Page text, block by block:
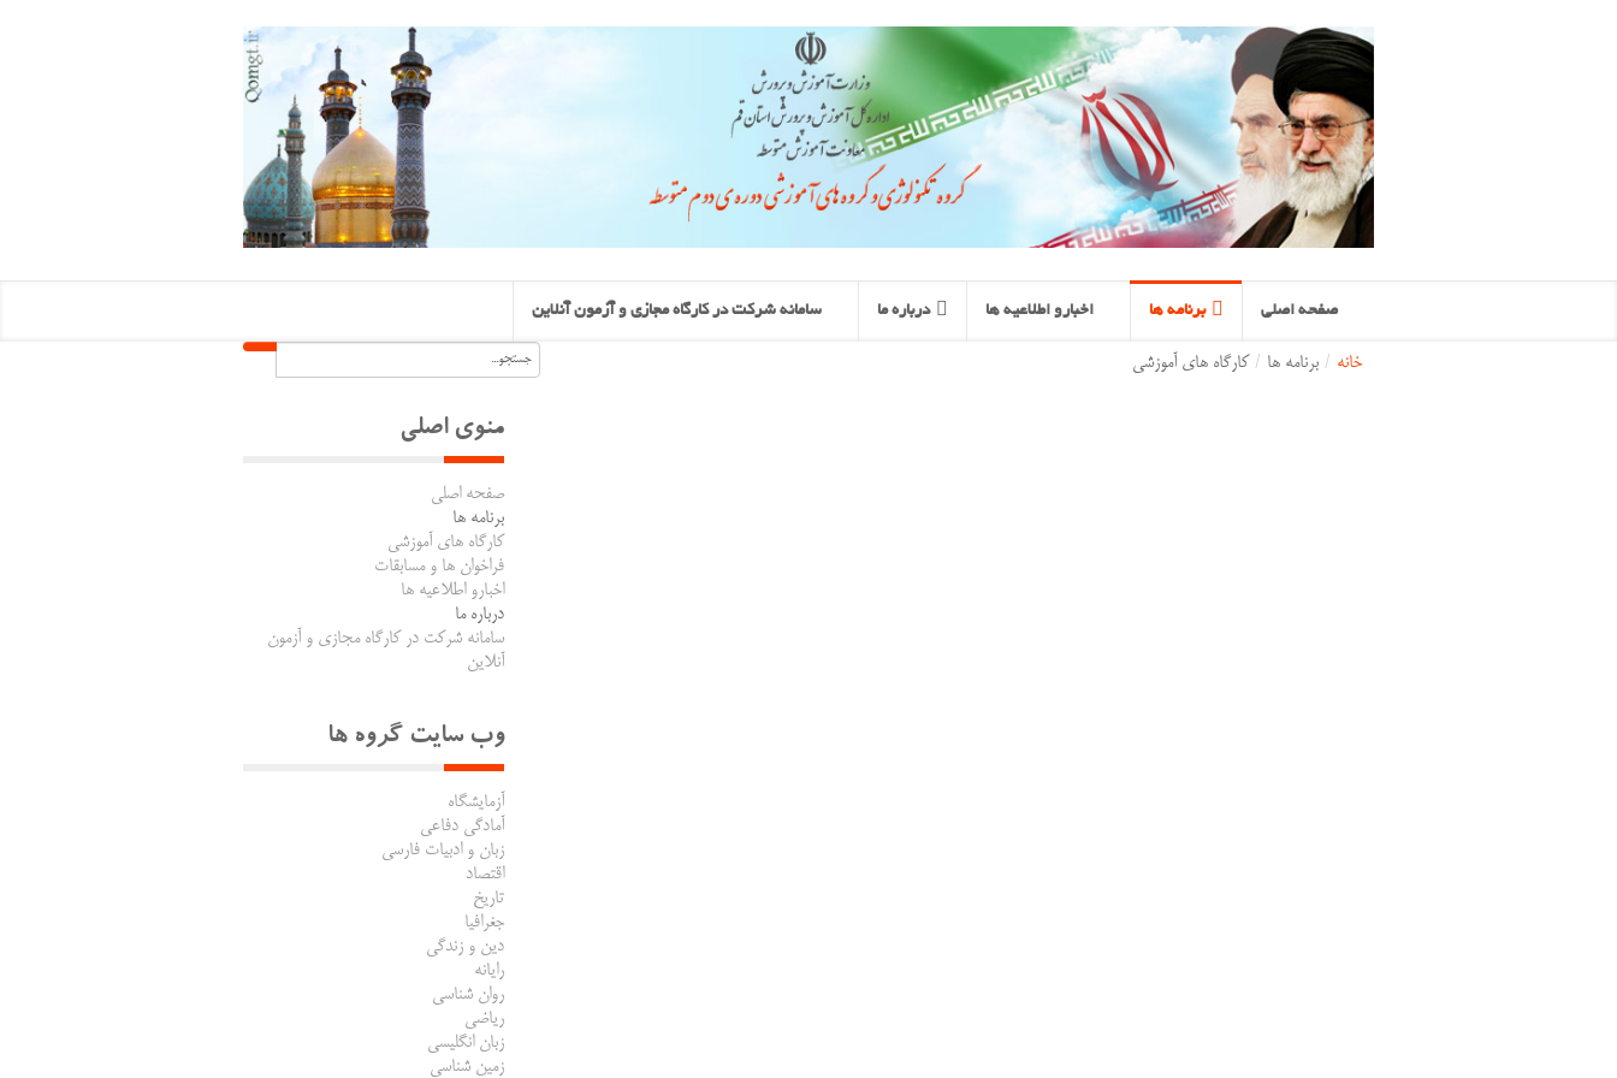
صفحه اصلی برنامه ها اخبارو اطلاعیه ها درباره ما سامانه شرکت در کارگاه مجازی و آزمون آنلاین
خانه / برنامه ها / کارگاه های آموزشی
منوی اصلی
صفحه اصلی
برنامه ها
کارگاه های آموزشی
فراخوان ها و مسابقات
اخبارو اطلاعیه ها
درباره ما
سامانه شرکت در کارگاه مجازی و آزمون
آنلاین
وب سایت گروه ها
آزمایشگاه
آمادگی دفاعی
زبان و ادبیات فارسی
اقتصاد
تاریخ
جغرافیا
دین و زندگی
رایانه
روان شناسی
ریاضی
زبان انگلیسی
زمین شناسی